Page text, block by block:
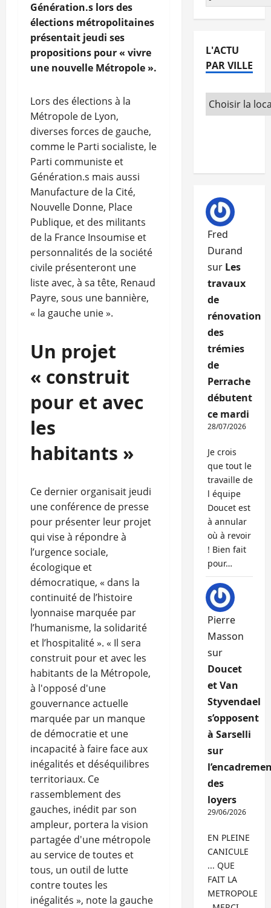
Génération.s lors des
élections métropolitaines
présentait jeudi ses
propositions pour « vivre
une nouvelle Métropole ».
Lors des élections à la
Métropole de Lyon,
diverses forces de gauche,
comme le Parti socialiste, le
Parti communiste et
Génération.s mais aussi
Manufacture de la Cité,
Nouvelle Donne, Place
Publique, et des militants
de la France Insoumise et
personnalités de la société
civile présenteront une
liste avec, à sa tête, Renaud
Payre, sous une bannière,
« la gauche unie ».
Un projet
« construit
pour et avec
les
habitants »
Ce dernier organisait jeudi
une conférence de presse
pour présenter leur projet
qui vise à répondre à
l’urgence sociale,
écologique et
démocratique, « dans la
continuité de l’histoire
lyonnaise marquée par
l’humanisme, la solidarité
et l’hospitalité ». « Il sera
construit pour et avec les
habitants de la Métropole,
à l'opposé d'une
gouvernance actuelle
marquée par un manque
de démocratie et une
incapacité à faire face aux
inégalités et déséquilibres
territoriaux. Ce
rassemblement des
gauches, inédit par son
ampleur, portera la vision
partagée d'une métropole
au service de toutes et
tous, un outil de lutte
contre toutes les
inégalités », note la gauche
L'ACTU
PAR VILLE
Fred
Durand
sur Les
travaux
de
rénovation
des
trémies
de
Perrache
débutent
ce mardi
28/07/2026
Je crois
que tout le
travaille de
l équipe
Doucet est
à annular
où à revoir
! Bien fait
pour…
Pierre
Masson
sur
Doucet
et Van
Styvendael
s’opposent
à Sarselli
sur
des
loyers
29/06/2026
EN PLEINE
CANICULE
... QUE
FAIT LA
METROPOLE